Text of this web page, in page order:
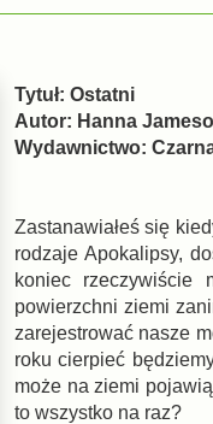
Tytuł: Ostatni
Autor: Hanna
Wydawnictwo:
Zastanawiałeś się
rodzaje Apokalipsy,
koniec
powierzchni ziemi
zarejestrować nasze
roku cierpieć
może na ziemi
to wszystko na raz?